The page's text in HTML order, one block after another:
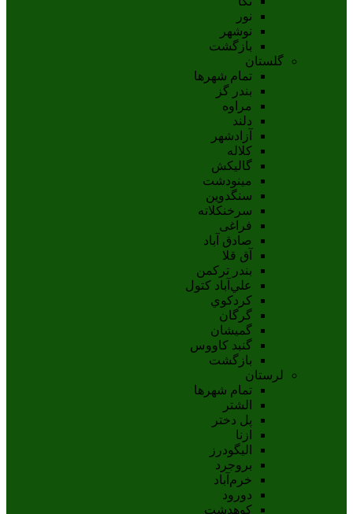
نور
نوشهر
بازگشت
گلستان
تمام شهر‌ها
بندر گز
مراوه
دلند
آزادشهر
کلاله
گالیکش
مینودشت
سنگدوین
سرخنکلاته
فراغی
صادق آباد
آق قلا
بندر ترکمن
علي‌آباد کتول
کردکوي
گرگان
گميشان
گنبد کاووس
بازگشت
لرستان
تمام شهر‌ها
الشتر
پل دختر
ازنا
اليگودرز
بروجرد
خرم‌آباد
دورود
کوهدشت